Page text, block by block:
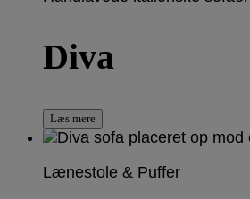
Diva
Læs mere
Lænestole & Puffer